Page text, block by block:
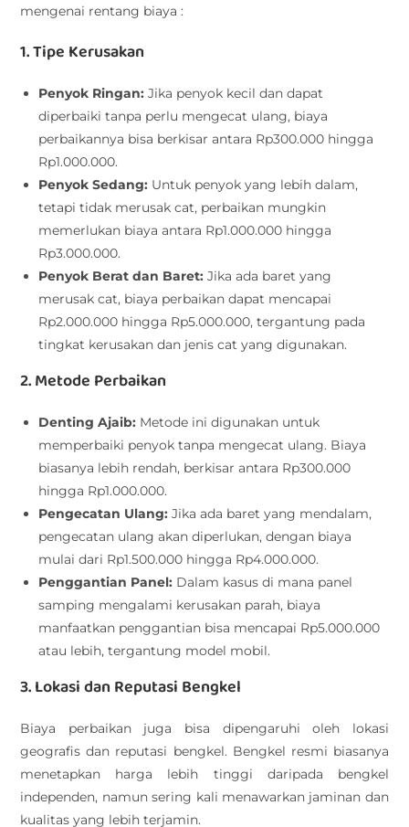
mengenai rentang biaya :
1. Tipe Kerusakan
Penyok Ringan: Jika penyok kecil dan dapat
diperbaiki tanpa perlu mengecat ulang, biaya
perbaikannya bisa berkisar antara Rp300.000 hingga
Rp1.000.000.
Penyok Sedang: Untuk penyok yang lebih dalam,
tetapi tidak merusak cat, perbaikan mungkin
memerlukan biaya antara Rp1.000.000 hingga
Rp3.000.000.
Penyok Berat dan Baret: Jika ada baret yang
merusak cat, biaya perbaikan dapat mencapai
Rp2.000.000 hingga Rp5.000.000, tergantung pada
tingkat kerusakan dan jenis cat yang digunakan.
2. Metode Perbaikan
Denting Ajaib: Metode ini digunakan untuk
memperbaiki penyok tanpa mengecat ulang. Biaya
biasanya lebih rendah, berkisar antara Rp300.000
hingga Rp1.000.000.
Pengecatan Ulang: Jika ada baret yang mendalam,
pengecatan ulang akan diperlukan, dengan biaya
mulai dari Rp1.500.000 hingga Rp4.000.000.
Penggantian Panel: Dalam kasus di mana panel
samping mengalami kerusakan parah, biaya
manfaatkan penggantian bisa mencapai Rp5.000.000
atau lebih, tergantung model mobil.
3. Lokasi dan Reputasi Bengkel
Biaya perbaikan juga bisa dipengaruhi oleh lokasi
geografis dan reputasi bengkel. Bengkel resmi biasanya
menetapkan harga lebih tinggi daripada bengkel
independen, namun sering kali menawarkan jaminan dan
kualitas yang lebih terjamin.